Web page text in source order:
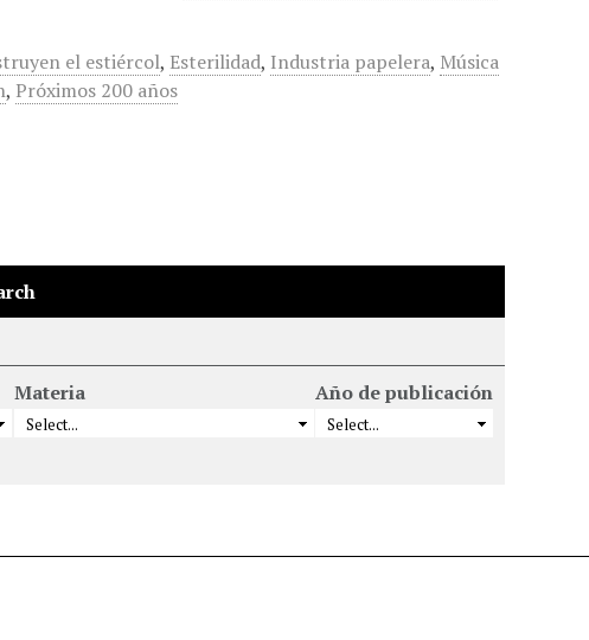
el estiércol, Esterilidad, Industria papelera, Música
, Próximos 200 años
Materia Año de publicación